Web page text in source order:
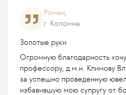
Роман,
г. Коломна
Золотые руки
Огромную благодарность
профессору, д.м.н. Климову
за успешно проведенную
избавившую мою супругу от